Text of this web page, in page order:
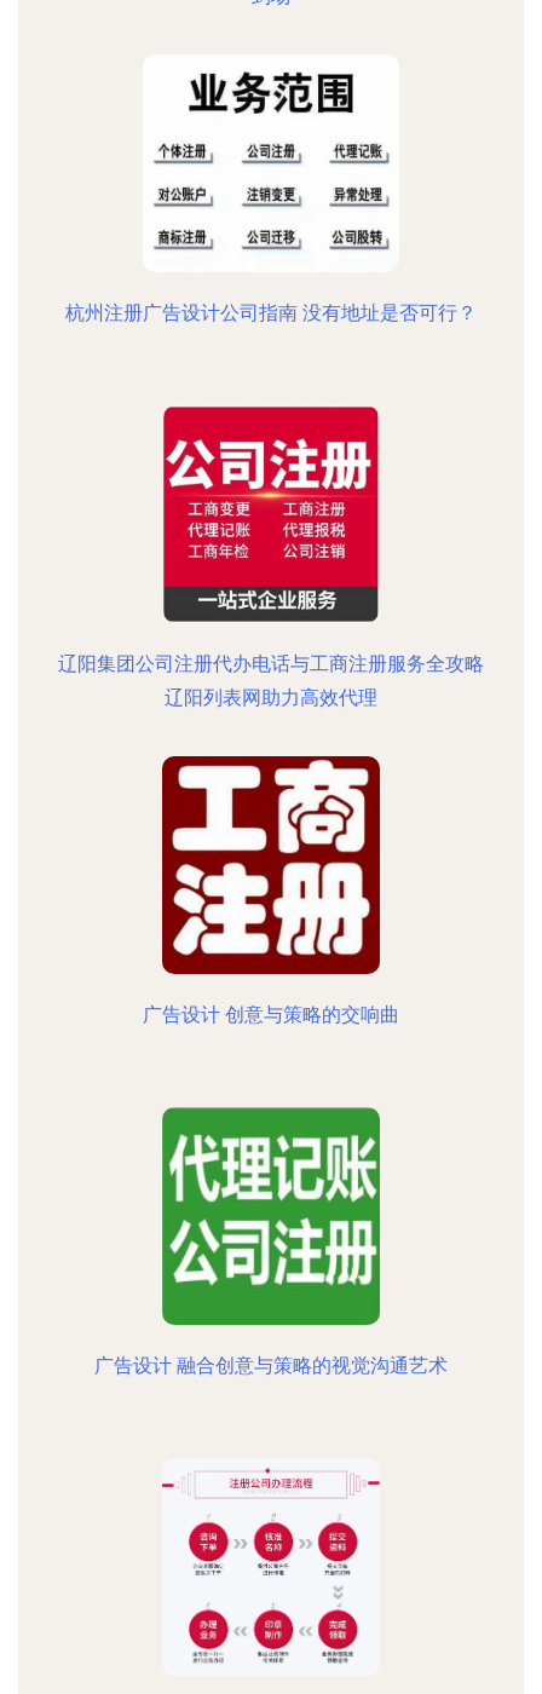
杭州注册广告设计公司指南 没有地址是否可行？
辽阳集团公司注册代办电话与工商注册服务全攻略
辽阳列表网助力高效代理
广告设计 创意与策略的交响曲
广告设计 融合创意与策略的视觉沟通艺术